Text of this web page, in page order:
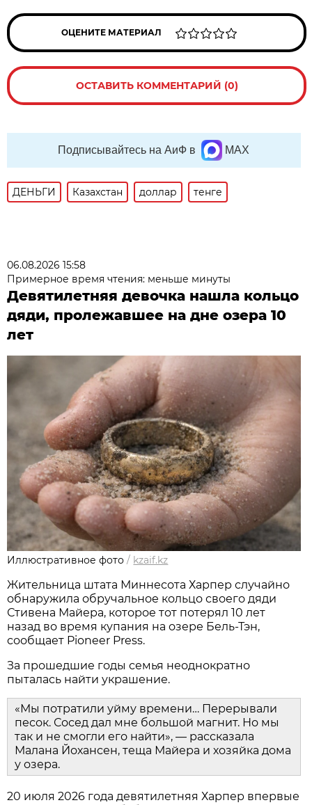
ОЦЕНИТЕ МАТЕРИАЛ
ОСТАВИТЬ КОММЕНТАРИЙ (0)
Подписывайтесь на АиФ в MAX
ДЕНЬГИ Казахстан доллар тенге
06.08.2026 15:58
Примерное время чтения: меньше минуты
Девятилетняя девочка нашла кольцо
дяди, пролежавшее на дне озера 10
лет
Иллюстративное фото / kzaif.kz
Жительница штата Миннесота Харпер случайно
обнаружила обручальное кольцо своего дяди
Стивена Майера, которое тот потерял 10 лет
назад во время купания на озере Бель-Тэн,
сообщает Pioneer Press.
За прошедшие годы семья неоднократно
пыталась найти украшение.
«Мы потратили уйму времени… Перерывали
песок. Сосед дал мне большой магнит. Но мы
так и не смогли его найти», — рассказала
Малана Йохансен, теща Майера и хозяйка дома
у озера.
20 июля 2026 года девятилетняя Харпер впервые